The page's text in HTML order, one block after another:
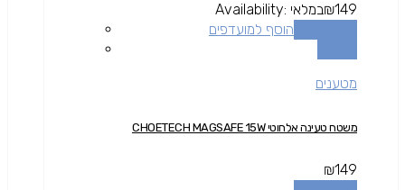
₪149
Availability: במלאי
הוסף למועדפים
מטענים
משטח טעינה אלחוטי CHOETECH MAGSAFE 15W
₪149